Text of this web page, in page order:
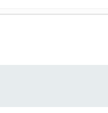
: corps et